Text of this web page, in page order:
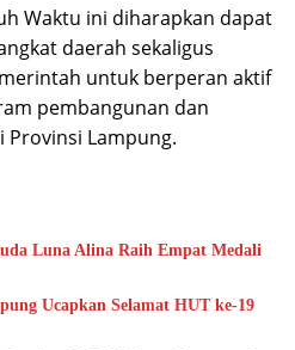
Waktu ini diharapkan dapat
daerah sekaligus
untuk berperan aktif
pembangunan dan
Lampung.
Luna Alina Raih Empat Medali
Ucapkan Selamat HUT ke-19